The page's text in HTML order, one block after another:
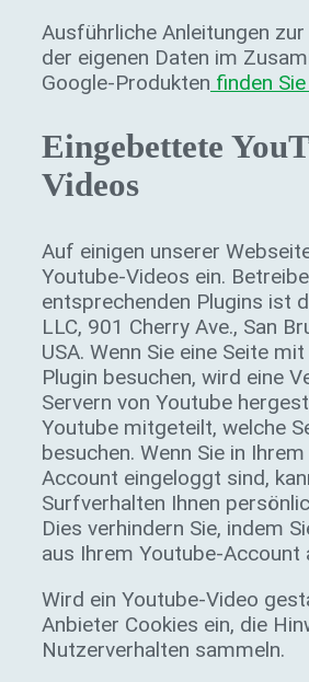
Ausführliche Anleitungen
der eigenen Daten im
Google-Produkten finden
Eingebettete
Videos
Auf einigen unserer
Youtube-Videos ein.
entsprechenden Plugins ist
LLC, 901 Cherry Ave., San
USA. Wenn Sie eine Seite
Plugin besuchen, wird eine
Servern von Youtube
Youtube mitgeteilt, welche
besuchen. Wenn Sie in
Account eingeloggt sind,
Surfverhalten Ihnen
Dies verhindern Sie, indem
aus Ihrem Youtube-Account
Wird ein Youtube-Video
Anbieter Cookies ein, die
Nutzerverhalten sammeln.